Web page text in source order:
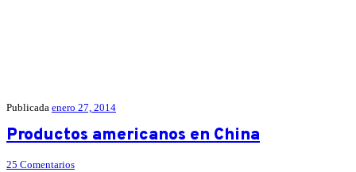
Publicada enero 27, 2014
Productos americanos en China
25 Comentarios